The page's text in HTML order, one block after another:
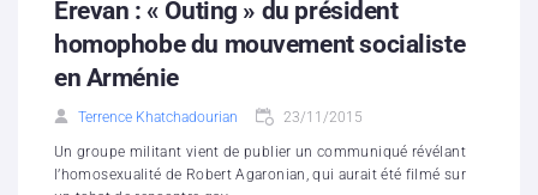
Erevan : « Outing » du président
homophobe du mouvement socialiste
en Arménie
Terrence Khatchadourian 23/11/2015
Un groupe militant vient de publier un communiqué révélant
l’homosexualité de Robert Agaronian, qui aurait été filmé sur